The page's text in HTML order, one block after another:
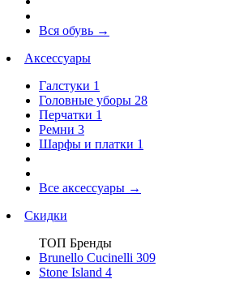
Вся обувь →
Аксессуары
Галстуки 1
Головные уборы 28
Перчатки 1
Ремни 3
Шарфы и платки 1
Все аксессуары →
Скидки
ТОП Бренды
Brunello Cucinelli 309
Stone Island 4